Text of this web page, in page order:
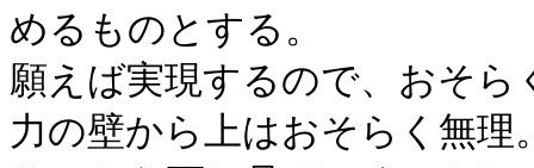
めるものとする。
願えば実現するので、おそら
力の壁から上はおそらく無理